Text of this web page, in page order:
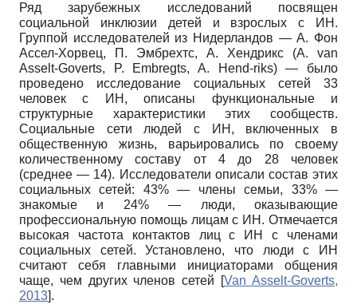
Ряд зарубежных исследований посвящен
социальной инклюзии детей и взрослых с ИН.
Группой исследователей из Нидерландов — А. Фон
Ассел-Хорвец, П. Эмбрехтс, А. Хендрикс (A. van
Asselt-Goverts, P. Embregts, A. Hend-riks) — было
проведено исследование социальных сетей 33
человек с ИН, описаны функциональные и
структурные характеристики этих сообществ.
Социальные сети людей с ИН, включенных в
общественную жизнь, варьировались по своему
количественному составу от 4 до 28 человек
(среднее — 14). Исследователи описали состав этих
социальных сетей: 43% — члены семьи, 33% —
знакомые и 24% — люди, оказывающие
профессиональную помощь лицам с ИН. Отмечается
высокая частота контактов лиц с ИН с членами
социальных сетей. Установлено, что люди с ИН
считают себя главными инициаторами общения
чаще, чем других членов сетей
[Van Asselt-Goverts,
2013].